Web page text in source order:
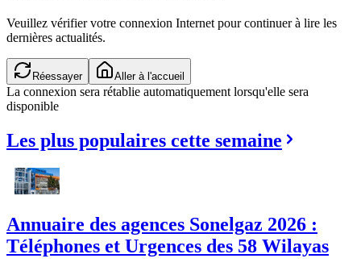
Veuillez vérifier votre connexion Internet pour continuer à lire les
dernières actualités.
Réessayer Aller à l'accueil
La connexion sera rétablie automatiquement lorsqu'elle sera
disponible
Les plus populaires cette semaine
Annuaire des agences Sonelgaz 2026 :
Téléphones et Urgences des 58 Wilayas